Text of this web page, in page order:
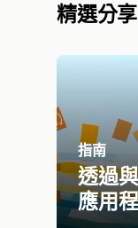
精選分享
指南
透過
應用